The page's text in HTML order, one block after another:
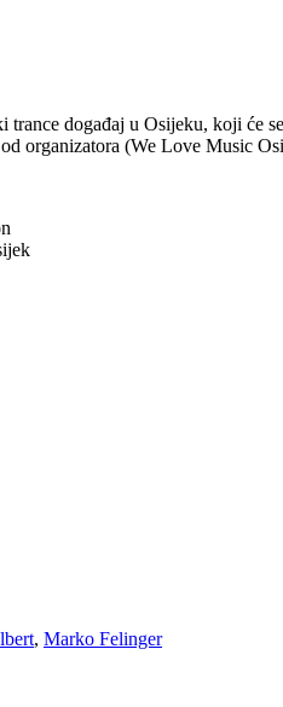
događaj u Osijeku, koji će
organizatora (We Love Music
, Marko Felinger